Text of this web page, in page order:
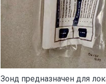
Зонд предназначен для